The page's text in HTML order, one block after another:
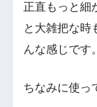
正直もっと細
と大雑把な時
んな感じです。
ちなみに使っ